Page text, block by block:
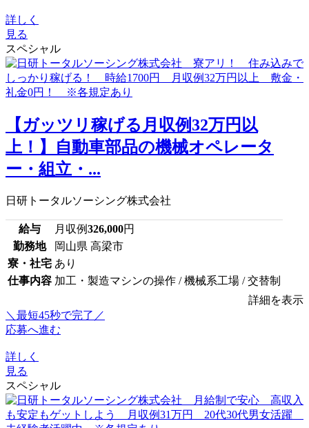
詳しく
見る
スペシャル
【ガッツリ稼げる月収例32万円以
上！】自動車部品の機械オペレータ
ー・組立・...
日研トータルソーシング株式会社
給与 月収例326,000円
勤務地
岡山県 高梁市
寮・社宅 あり
仕事内容 加工・製造マシンの操作 / 機械系工場 / 交替制
詳細を表示
＼最短45秒で完了／
応募へ進む
詳しく
見る
スペシャル